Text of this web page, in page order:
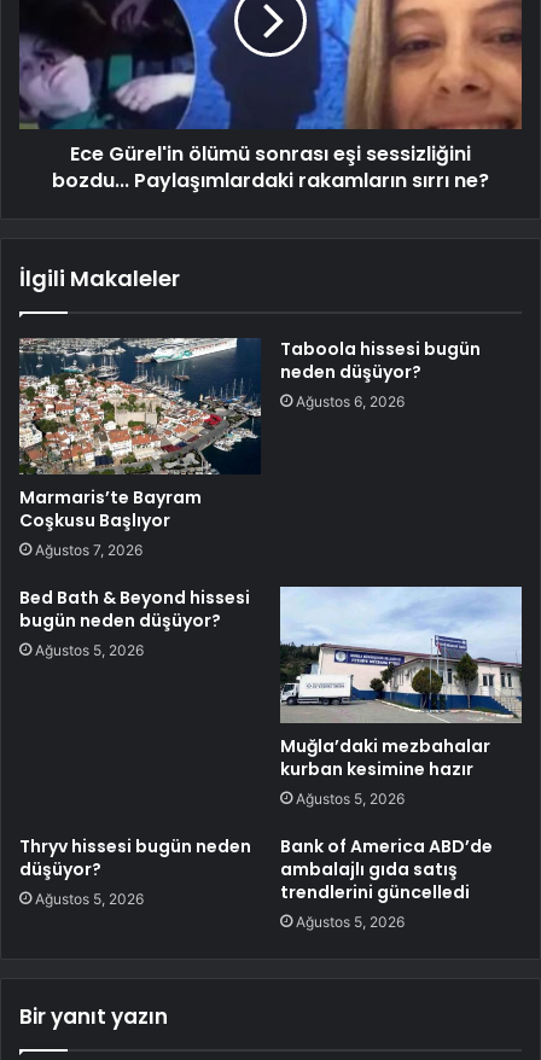
Ece Gürel'in ölümü sonrası eşi sessizliğini
bozdu... Paylaşımlardaki rakamların sırrı ne?
İlgili Makaleler
Marmaris’te Bayram
Coşkusu Başlıyor
Ağustos 7, 2026
Taboola hissesi bugün
neden düşüyor?
Ağustos 6, 2026
Bed Bath & Beyond hissesi
bugün neden düşüyor?
Ağustos 5, 2026
Muğla’daki mezbahalar
kurban kesimine hazır
Ağustos 5, 2026
Thryv hissesi bugün neden
düşüyor?
Ağustos 5, 2026
Bank of America ABD’de
ambalajlı gıda satış
trendlerini güncelledi
Ağustos 5, 2026
Bir yanıt yazın